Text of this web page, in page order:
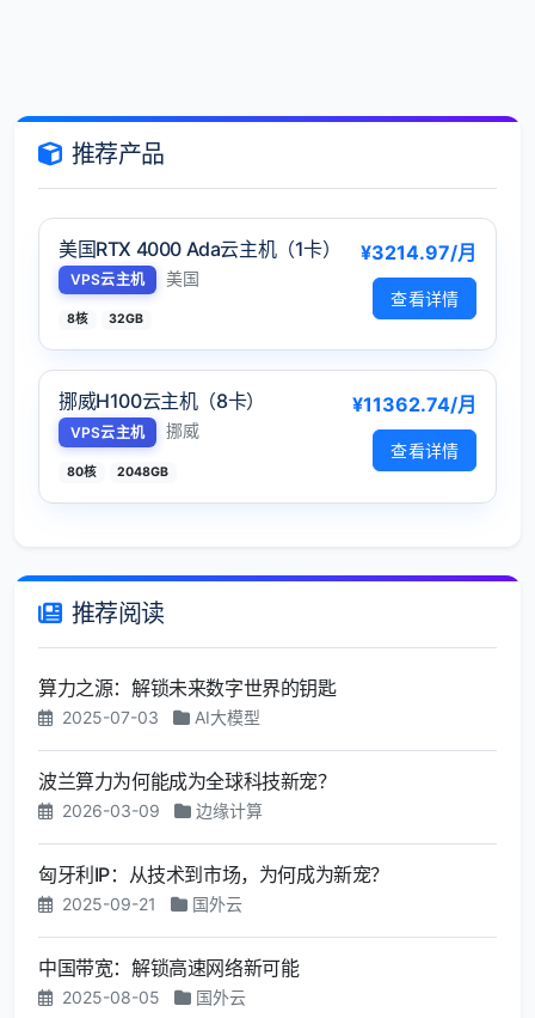
推荐产品
美国RTX 4000 Ada云主机（1卡）
VPS云主机 美国
8核 32GB
¥3214.97/月
查看详情
挪威H100云主机（8卡）
VPS云主机 挪威
80核 2048GB
¥11362.74/月
查看详情
推荐阅读
算力之源：解锁未来数字世界的钥匙
2025-07-03 AI大模型
波兰算力为何能成为全球科技新宠？
2026-03-09 边缘计算
匈牙利IP：从技术到市场，为何成为新宠？
2025-09-21 国外云
中国带宽：解锁高速网络新可能
2025-08-05 国外云